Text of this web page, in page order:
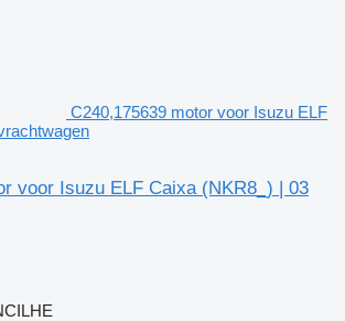
C240,175639 motor voor Isuzu ELF
voor Isuzu ELF Caixa (NKR8_) | 03